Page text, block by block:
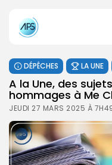
DÉPÊCHES LA UNE
A la Une, des
hommages à Me
JEUDI 27 MARS 2025 À